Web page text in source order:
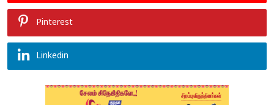
Pinterest
Linkedin